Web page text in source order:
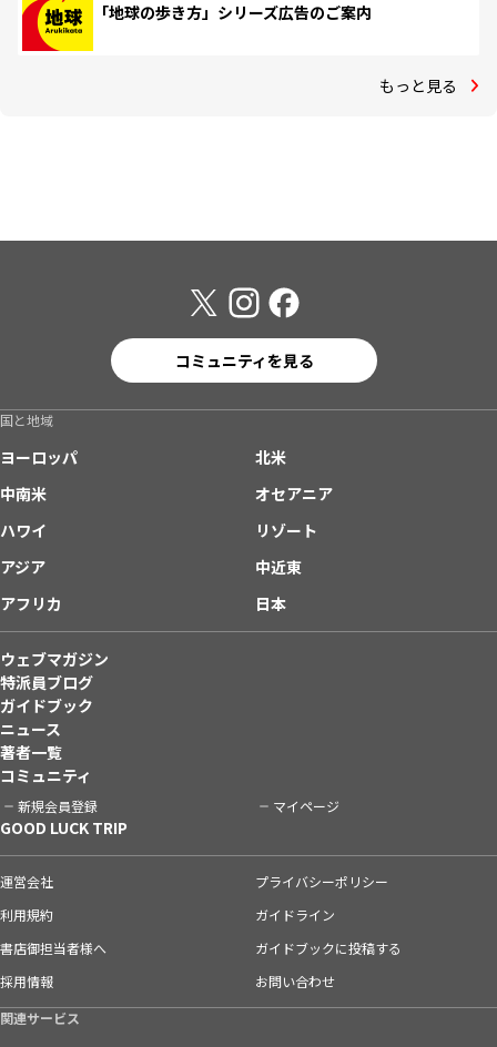
「地球の歩き方」シリーズ広告のご案内
もっと見る
コミュニティを見る
国と地域
ヨーロッパ
北米
中南米
オセアニア
ハワイ
リゾート
アジア
中近東
アフリカ
日本
ウェブマガジン
特派員ブログ
ガイドブック
ニュース
著者一覧
コミュニティ
新規会員登録 マイページ
GOOD LUCK TRIP
運営会社
プライバシーポリシー
利用規約
ガイドライン
書店御担当者様へ
ガイドブックに投稿する
採用情報
お問い合わせ
関連サービス